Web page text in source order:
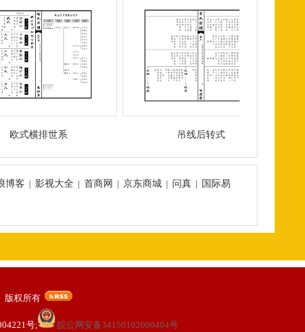
式横排世系 吊线后转式
博客 | 影视大全| 首商网 | 京东商城| 问真| 国际易
版权所有
号; 皖公网安备34150102000404号